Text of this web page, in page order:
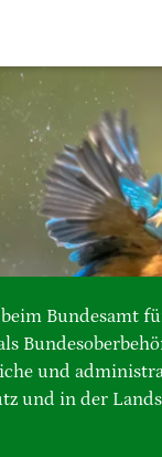
für
Bundesamt
und
und in der